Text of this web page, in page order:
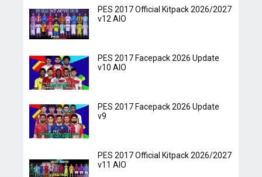
PES 2017 Official Kitpack 2026/2027
v12 AIO
PES 2017 Facepack 2026 Update
v10 AIO
PES 2017 Facepack 2026 Update
v9
PES 2017 Official Kitpack 2026/2027
v11 AIO